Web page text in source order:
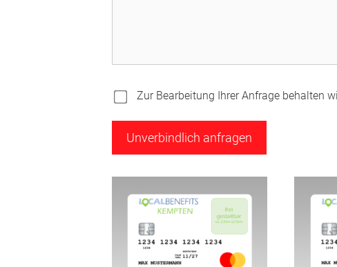
Zur Bearbeitung Ihrer Anfrage behalten